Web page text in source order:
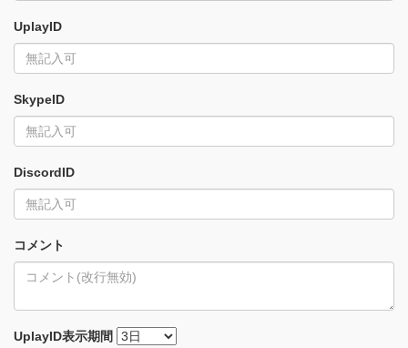
UplayID
SkypeID
DiscordID
コメント
UplayID表示期間